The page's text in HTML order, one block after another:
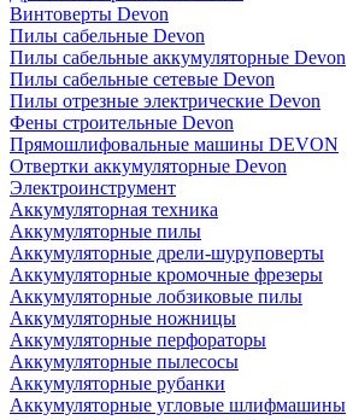
Винтоверты Devon
Пилы сабельные Devon
Пилы сабельные аккумуляторные Devon
Пилы сабельные сетевые Devon
Пилы отрезные электрические Devon
Фены строительные Devon
Прямошлифовальные машины DEVON
Отвертки аккумуляторные Devon
Электроинструмент
Аккумуляторная техника
Аккумуляторные пилы
Аккумуляторные дрели-шуруповерты
Аккумуляторные кромочные фрезеры
Аккумуляторные лобзиковые пилы
Аккумуляторные ножницы
Аккумуляторные перфораторы
Аккумуляторные пылесосы
Аккумуляторные рубанки
Аккумуляторные угловые шлифмашины